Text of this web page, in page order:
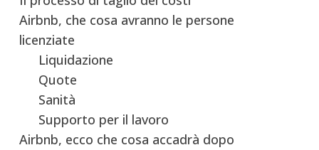
Airbnb, che cosa avranno le persone
licenziate
Liquidazione
Quote
Sanità
Supporto per il lavoro
Airbnb, ecco che cosa accadrà dopo